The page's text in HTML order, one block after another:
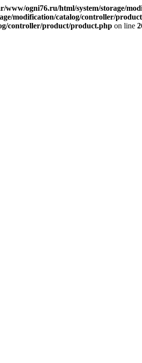
www/ogni76.ru/html/system/storage/
modification/catalog/controller/
controller/product/product.php on line